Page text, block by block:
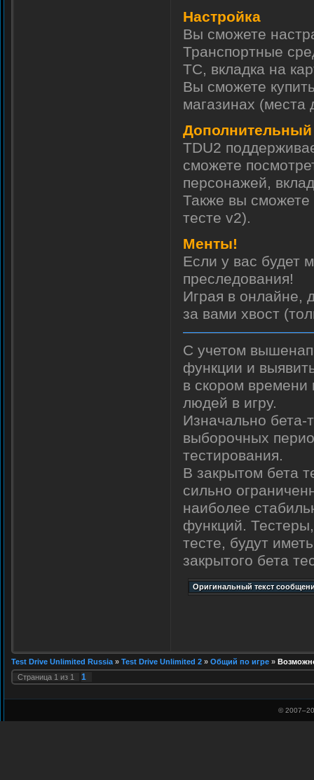
Настройка
Вы сможете
Транспортные
ТС, вкладка на
Вы сможете
магазинах (места
Дополнительный
TDU2
сможете
персонажей,
Также вы сможете
тесте v2).
Менты!
Если у вас будет
преследования!
Играя в онлайне,
за вами хвост
С учетом
функции и
в скором
людей в игру.
Изначально бета-
выборочных
тестирования.
В закрытом бета
сильно
наиболее
функций.
тесте, будут
закрытого бета
Test Drive Unlimited Russia » Test Drive Unlimited 2 » Общий по игре »
Страница 1 из 1 1
© 2007–